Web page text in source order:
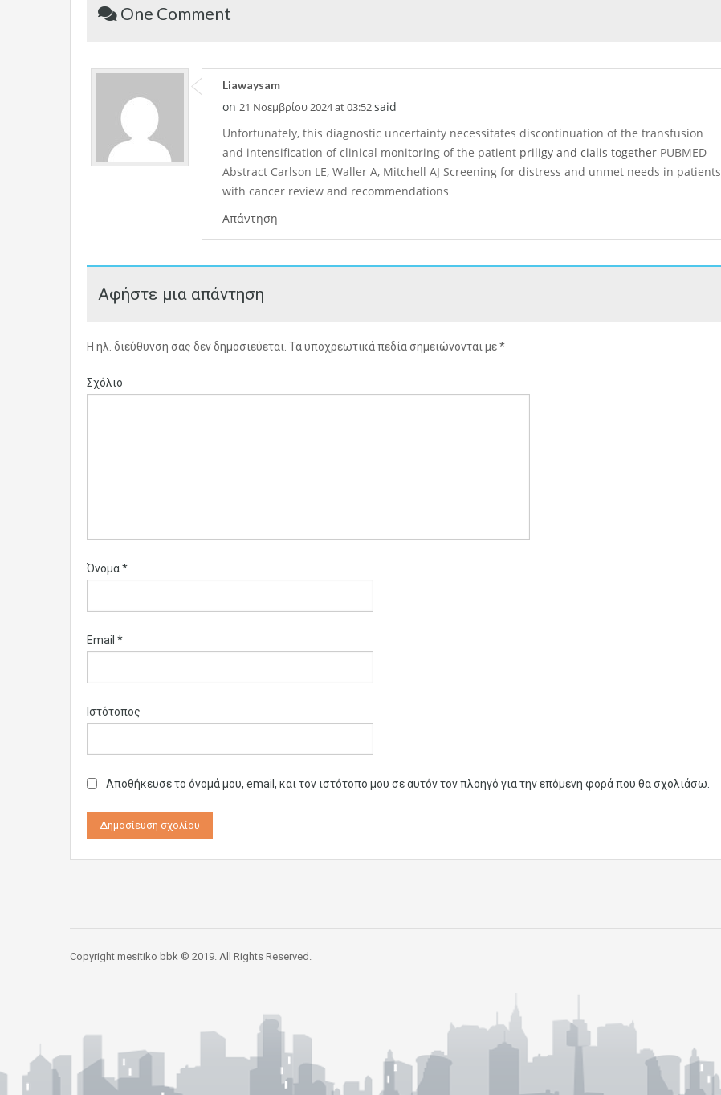
One Comment
Liawaysam
on 21 Νοεμβρίου 2024 at 03:52said
Unfortunately, this diagnostic uncertainty necessitates discontinuation of the transfusion
and intensification of clinical monitoring of the patient priligy and cialis togetherPUBMED
Abstract Carlson LE, Waller A, Mitchell AJ Screening for distress and unmet needs in patients
with cancer review and recommendations
Απάντηση
Αφήστε μια απάντηση
Η ηλ. διεύθυνση σας δεν δημοσιεύεται. Τα υποχρεωτικά πεδία σημειώνονται με*
Σχόλιο
Όνομα*
Email *
Ιστότοπος
Αποθήκευσε το όνομά μου, email, και τον ιστότοπο μου σε αυτόν τον πλοηγό για την επόμενη φορά που θα σχολιάσω.
Copyright mesitiko bbk © 2019. All Rights Reserved.